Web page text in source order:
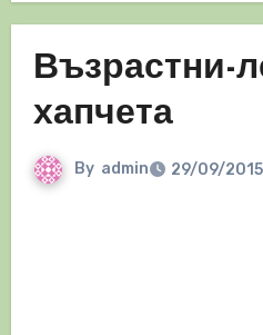
Възрастни-
хапчета
By admin 29/09/2015